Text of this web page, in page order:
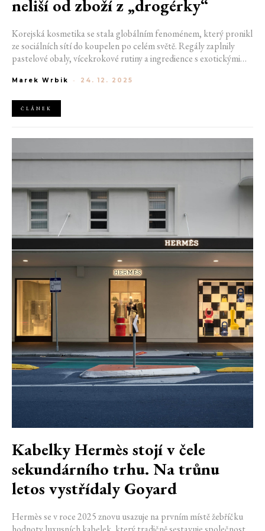
neliší od zboží z „drogérky“
Korejská kosmetika se stala globálním fenoménem, který pronikl
ze sociálních sítí do koupelen po celém světě. Regály zaplnily
pastelové obaly, vícekrokové rutiny a ingredience s exotickými
vizuálním jazyce. Otázka kvality se ale přesouvá od původu ke
Marek Wrbik - 24. 12. 2025
ČLÁNEK
Kabelky Hermès stojí v čele
sekundárního trhu. Na trůnu
letos vystřídaly Goyard
Hermès se v roce 2025 znovu usazuje na prvním místě žebříčku